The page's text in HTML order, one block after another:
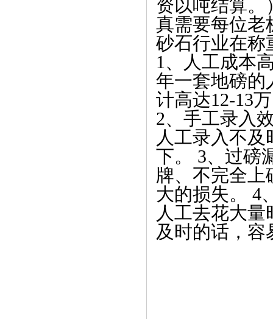
资以吨结算。
真需要每位老
砂石行业在称
1、人工成本
年一套地磅的
计高达12-13
2、手工录入
人工录入不
下。 3、过磅
牌、不完全上
大的损失。 4
人工去花大
及时的话，容